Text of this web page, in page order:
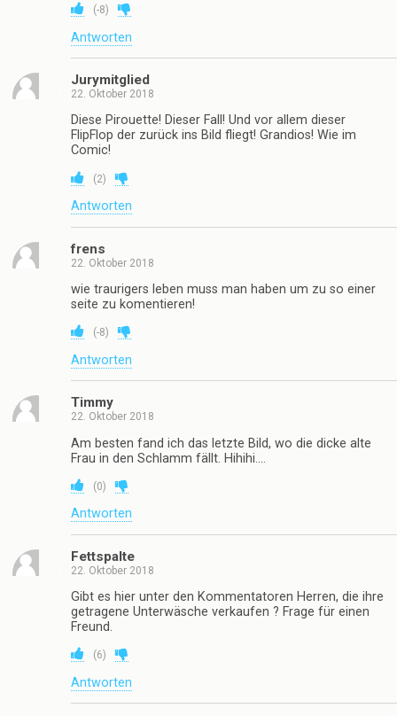
(-8)
Antworten
Jurymitglied
22. Oktober 2018
Diese Pirouette! Dieser Fall! Und vor allem dieser
FlipFlop der zurück ins Bild fliegt! Grandios! Wie im
Comic!
(2)
Antworten
frens
22. Oktober 2018
wie traurigers leben muss man haben um zu so einer
seite zu komentieren!
(-8)
Antworten
Timmy
22. Oktober 2018
Am besten fand ich das letzte Bild, wo die dicke alte
Frau in den Schlamm fällt. Hihihi….
(0)
Antworten
Fettspalte
22. Oktober 2018
Gibt es hier unter den Kommentatoren Herren, die ihre
getragene Unterwäsche verkaufen ? Frage für einen
Freund.
(6)
Antworten